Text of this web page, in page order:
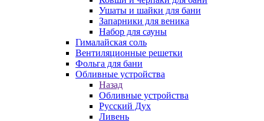
Ушаты и шайки для бани
Запарники для веника
Набор для сауны
Гималайская соль
Вентиляционные решетки
Фольга для бани
Обливные устройства
Назад
Обливные устройства
Русский Дух
Ливень